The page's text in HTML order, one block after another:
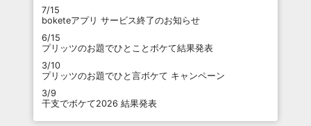
7/15
boketeアプリ サービス終了のお知らせ
6/15
プリッツのお題でひとことボケて結果発表
3/10
プリッツのお題でひと言ボケて キャンペーン
3/9
干支でボケて2026 結果発表